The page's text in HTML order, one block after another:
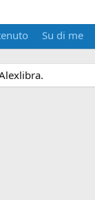
Su di me